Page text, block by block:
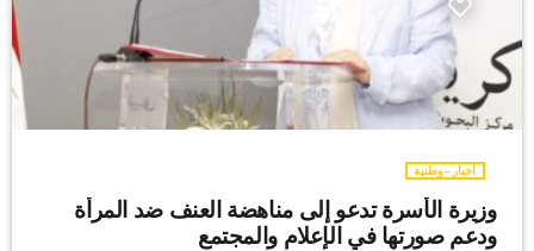
أخبار-وطنية
وزيرة الأسرة تدعو إلى مناهضة العنف ضد المرأة
ودعم صورتها في الإعلام والمجتمع